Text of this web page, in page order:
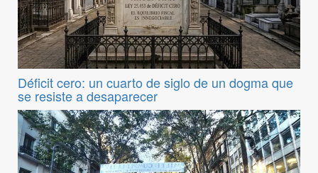
Déficit cero: un cuarto de siglo de un dogma que
se resiste a desaparecer